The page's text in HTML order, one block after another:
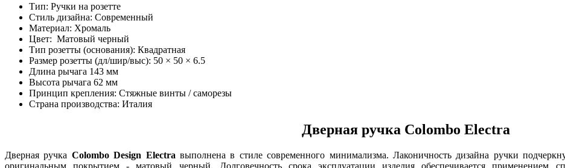
Тип: Ручки на розетте
Стиль дизайна: Современный
Материал: Хромаль
Цвет: Матовый черный
Тип розетты (основания): Квадратная
Размер розетты (дл/шир/выс): 50 × 50 × 6.5
Длина рычага 143 мм
Высота рычага 62 мм
Принцип крепления: Стяжные винты / саморезы
Страна производства: Италия
Дверная ручка Colombo Electra
Дверная ручка Colombo Design Electraвыполнена в стиле современного минимализма. Лаконичность дизайна ручки
оригинальным покрытием - матовый черный. Долговечность срока эксплуатации изделия обеспечивается применением